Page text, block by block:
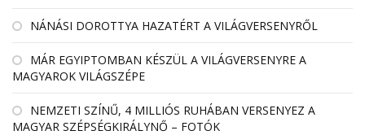
NÁNÁSI DOROTTYA HAZATÉRT A VILÁGVERSENYRŐL
MÁR EGYIPTOMBAN KÉSZÜL A VILÁGVERSENYRE A
MAGYAROK VILÁGSZÉPE
NEMZETI SZÍNŰ, 4 MILLIÓS RUHÁBAN VERSENYEZ A
MAGYAR SZÉPSÉGKIRÁLYNŐ – FOTÓK